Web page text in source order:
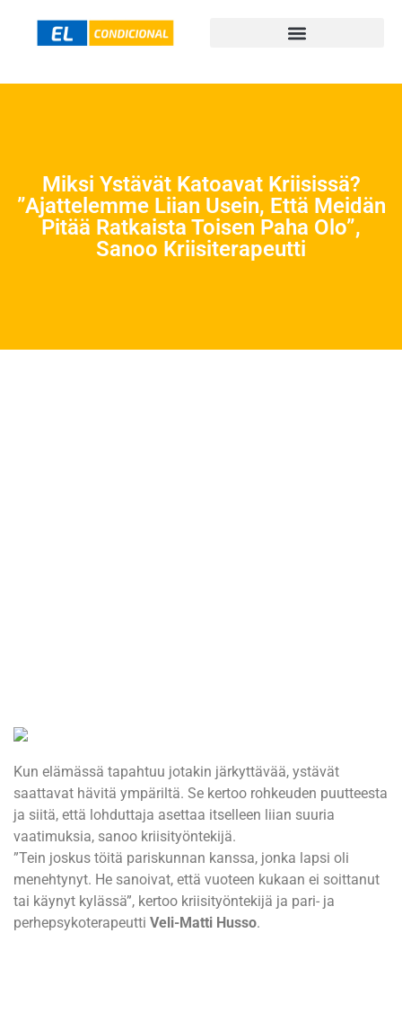
Miksi Ystävät Katoavat Kriisissä?
”Ajattelemme Liian Usein, Että Meidän
Pitää Ratkaista Toisen Paha Olo”,
Sanoo Kriisiterapeutti
Kun elämässä tapahtuu jotakin järkyttävää, ystävät
saattavat hävitä ympäriltä. Se kertoo rohkeuden puutteesta
ja siitä, että lohduttaja asettaa itselleen liian suuria
vaatimuksia, sanoo kriisityöntekijä.
”Tein joskus töitä pariskunnan kanssa, jonka lapsi oli
menehtynyt. He sanoivat, että vuoteen kukaan ei soittanut
tai käynyt kylässä”, kertoo kriisityöntekijä ja pari- ja
perhepsykoterapeutti Veli-Matti Husso.